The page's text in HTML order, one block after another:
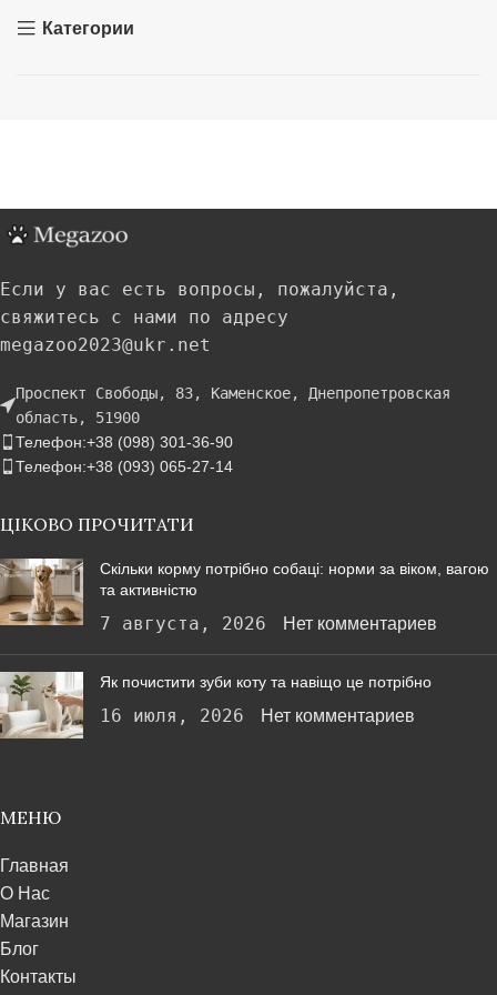
Категории
Если у вас есть вопросы, пожалуйста,
свяжитесь с нами по адресу
megazoo2023@ukr.net
Проспект Свободы, 83, Каменское, Днепропетровская
область, 51900
Телефон:+38 (098) 301-36-90
Телефон:+38 (093) 065-27-14
ЦІКОВО ПРОЧИТАТИ
Скільки корму потрібно собаці: норми за віком, вагою
та активністю
7 августа, 2026 Нет комментариев
Як почистити зуби коту та навіщо це потрібно
16 июля, 2026 Нет комментариев
МЕНЮ
Главная
О Нас
Магазин
Блог
Контакты